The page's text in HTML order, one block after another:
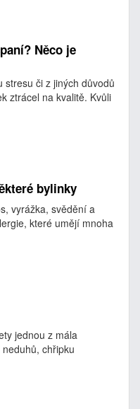
Něco je
stresu či z jiných důvodů
ztrácel na kvalitě. Kvůli
bylinky
vyrážka, svědění a
které umějí mnoha
jednou z mála
chřipku